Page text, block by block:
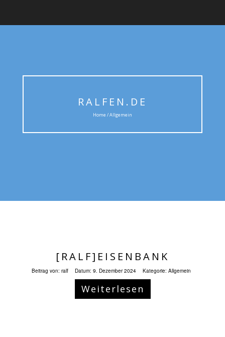
RALFEN.DE
Home / Allgemein
[RALF]EISENBANK
Beitrag von: ralf Datum: 9. Dezember 2024 Kategorie: Allgemein
Weiterlesen